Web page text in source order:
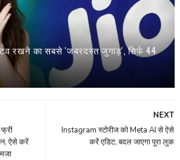
रखने का सबसे 'जबरदस्त जुगाड़', सिर्फ 44
NEXT
Instagram स्टोरीज को Meta AI से ऐसे
करें एडिट, बदल जाएगा पूरा लुक
ऐसे करें